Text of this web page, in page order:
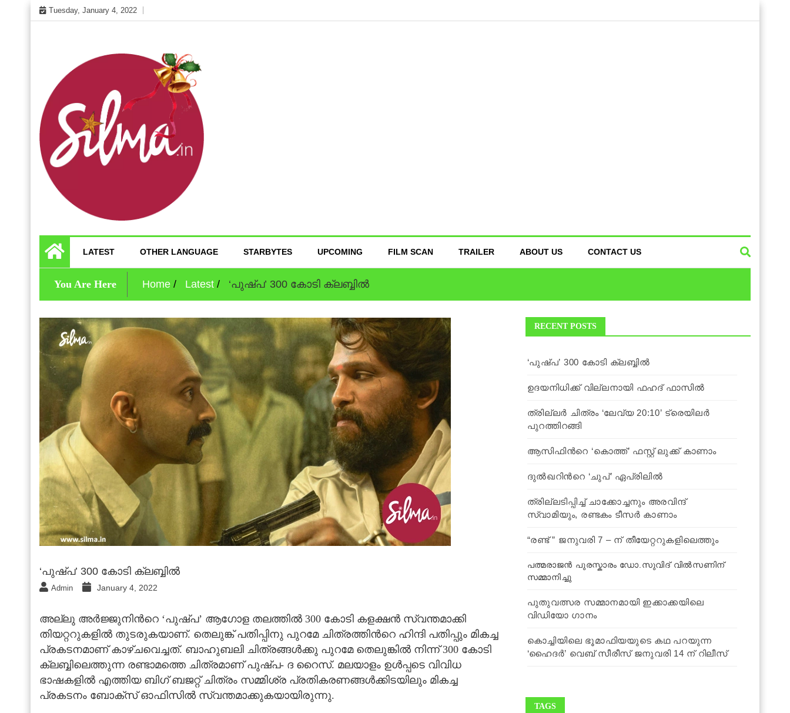
Skip
to
Tuesday, January 4, 2022
Silma.in
LATEST OTHER LANGUAGE STARBYTES UPCOMING FILM SCAN TRAILER ABOUT US CONTACT US
You Are Here Home Latest ‘പുഷ്പ’ 300 കോടി ക്ലബ്ബില്‍
‘പുഷ്പ’ 300 കോടി ക്ലബ്ബില്‍
Admin January 4, 2022
അല്ലു അര്‍ജ്ജുനിന്‍റെ ‘പുഷ്പ’ ആഗോള തലത്തില്‍ 300 കോടി കളക്ഷന്‍ സ്വന്തമാക്കി
തിയറ്ററുകളില്‍ തുടരുകയാണ്. തെലുങ്ക് പതിപ്പിനു പുറമേ ചിത്രത്തിന്‍റെ ഹിന്ദി പതിപ്പും മികച്ച
പ്രകടനമാണ് കാഴ്ചവെച്ചത്. ബാഹുബലി ചിത്രങ്ങള്‍ക്കു പുറമേ തെലുങ്കില്‍ നിന്ന് 300 കോടി
ക്ലബ്ബിലെത്തുന്ന രണ്ടാമത്തെ ചിത്രമാണ് പുഷ്പ- ദ റൈസ്. മലയാളം ഉള്‍പ്പടെ വിവിധ
ഭാഷകളില്‍ എത്തിയ ബിഗ് ബജറ്റ് ചിത്രം സമ്മിശ്ര പ്രതികരണങ്ങള്‍ക്കിടയിലും മികച്ച
പ്രകടനം ബോക്സ് ഓഫിസില്‍ സ്വന്തമാക്കുകയായിരുന്നു.
RECENT POSTS
‘പുഷ്പ’ 300 കോടി ക്ലബ്ബില്‍
ഉദയനിധിക്ക് വില്ലനായി ഫഹദ് ഫാസില്‍
ത്രില്ലർ ചിത്രം ‘ലേവ്യ 20:10’ ട്രെയിലർ
പുറത്തിറങ്ങി
ആസിഫിന്‍റെ ‘കൊത്ത്’ ഫസ്റ്റ് ലുക്ക് കാണാം
ദുല്‍ഖറിന്‍റെ ‘ചുപ്’ ഏപ്രിലില്‍
ത്രില്ലടിപ്പിച്ച് ചാക്കോച്ചനും അരവിന്ദ്
സ്വാമിയും, രണ്ടകം ടീസര്‍ കാണാം
“രണ്ട് ” ജനുവരി 7 – ന് തീയേറ്ററുകളിലെത്തും
പത്മരാജൻ പുരസ്കാരം ഡോ.സുവിദ് വിൽസണിന്
സമ്മാനിച്ചു
പുതുവത്സര സമ്മാനമായി ഇക്കാക്കയിലെ
വിഡിയോ ഗാനം
കൊച്ചിയിലെ ഭൂമാഫിയയുടെ കഥ പറയുന്ന
‘ഹൈദർ’ വെബ് സീരീസ് ജനുവരി 14 ന് റിലീസ്
TAGS